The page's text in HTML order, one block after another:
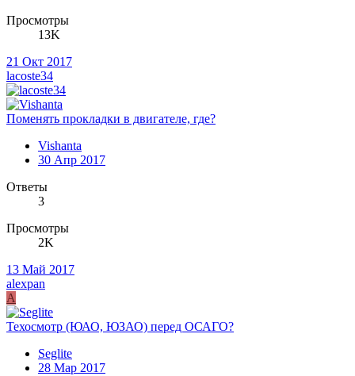
Просмотры
13K
21 Окт 2017
lacoste34
Поменять прокладки в двигателе, где?
Vishanta
30 Апр 2017
Ответы
3
Просмотры
2K
13 Май 2017
alexpan
A
Техосмотр (ЮАО, ЮЗАО) перед ОСАГО?
Seglite
28 Мар 2017